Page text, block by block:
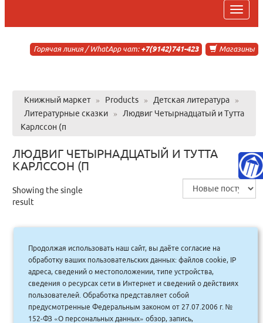
trk
Магазины
Горячая линия / WhatApp чат: +7(9142)741-423
Книжный маркет » Products » Детская литература
»
Литературные сказки
»
Людвиг Четырнадцатый и Тутта
Карлссон (п
ЛЮДВИГ ЧЕТЫРНАДЦАТЫЙ И ТУТТА
КАРЛССОН (П
Showing the single
result
Людвиг Четырнадцатый и Тутта
Карлссон (п/тв.) Яркая ленточка
655.00руб.
590 руб.
Купить
Продолжая использовать наш сайт, вы даёте согласие на
обработку ваших пользовательских данных: файлов cookie, IP
адреса, сведений о местоположении, типе устройства,
сведения о ресурсах сети в Интернет и сведений о действиях
пользователей. Обработка представляет собой
предусмотренные Федеральным законом от 27.07.2006 г. №
152-ФЗ «О персональных данных» обзор, запись,